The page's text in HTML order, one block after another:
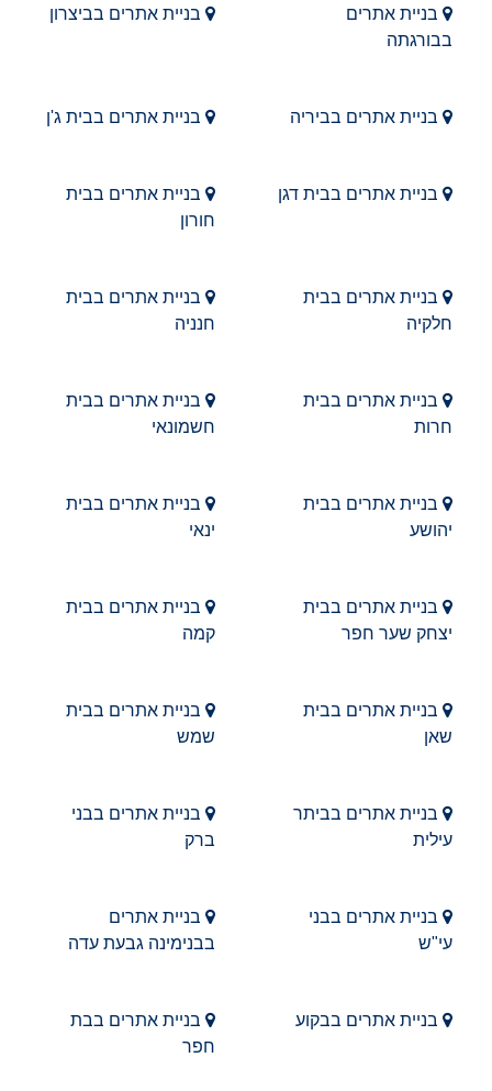
בניית אתרים
בבורגתה
בניית אתרים בביצרון
בניית אתרים בביריה בניית אתרים בבית ג'ן
בניית אתרים בבית דגן
בניית אתרים בבית
חורון
בניית אתרים בבית
חלקיה
בניית אתרים בבית
חנניה
בניית אתרים בבית
חרות
בניית אתרים בבית
חשמונאי
בניית אתרים בבית
יהושע
בניית אתרים בבית
ינאי
בניית אתרים בבית
יצחק שער חפר
בניית אתרים בבית
קמה
בניית אתרים בבית
שאן
בניית אתרים בבית
שמש
בניית אתרים בביתר
עילית
בניית אתרים בבני
ברק
בניית אתרים בבני
עי"ש
בניית אתרים
בבנימינה גבעת עדה
בניית אתרים בבקוע
בניית אתרים בבת
חפר